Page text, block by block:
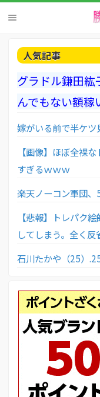
人気記事
グラドル鎌田紘
んでもない額稼
嫁がいる前で半ケ
【画像】ほぼ全裸
すぎるｗｗｗ
楽天ノーコン軍団
【悲報】トレパク
してしまう。全く反
石川たかや（25）